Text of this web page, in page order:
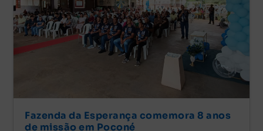
Fazenda da Esperança comemora 8 anos
de missão em Poconé